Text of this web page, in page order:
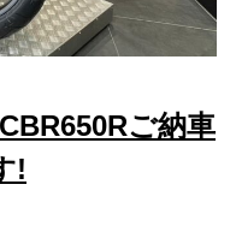
ご納車
!